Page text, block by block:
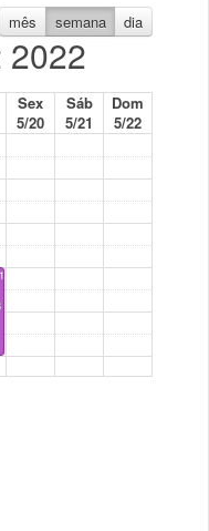
mês semana dia
2022
Sex
5/20
Sáb
5/21
Dom
5/22